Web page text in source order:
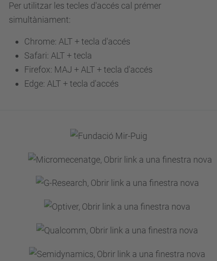
Per utilitzar les tecles d'accés cal prémer
simultàniament:
Chrome: ALT + tecla d'accés
Safari: ALT + tecla
Firefox: MAJ + ALT + tecla d'accés
Edge: ALT + tecla d'accés